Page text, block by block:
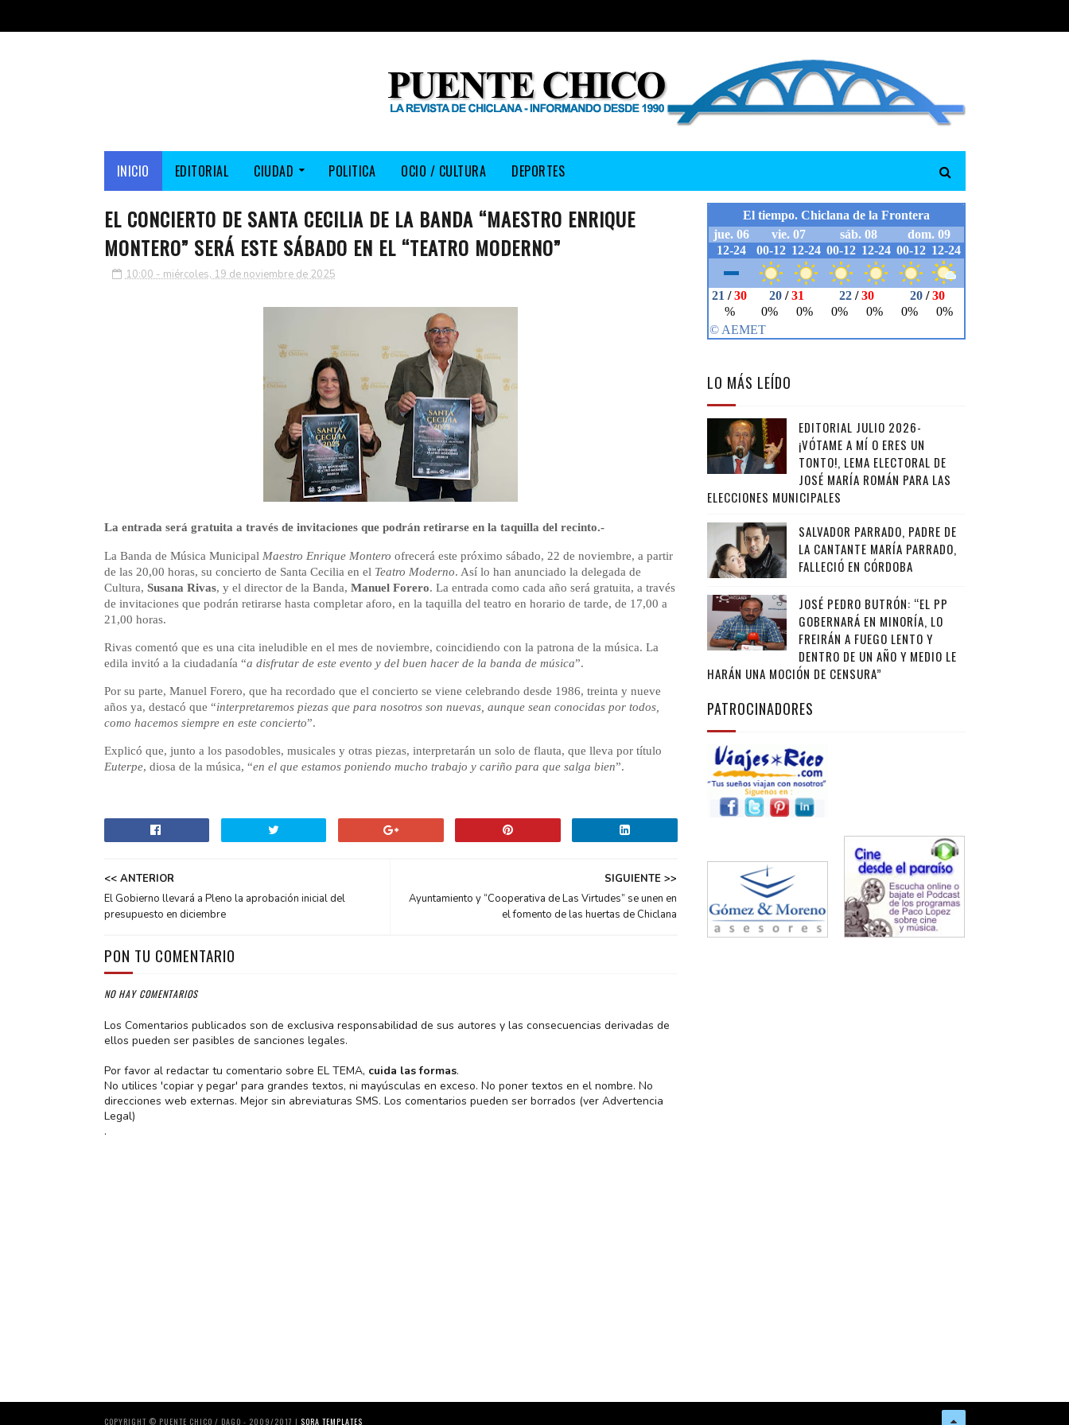
INICIO EDITORIAL CIUDAD POLITICA OCIO / CULTURA DEPORTES
EL CONCIERTO DE SANTA CECILIA DE LA BANDA “MAESTRO ENRIQUE
MONTERO” SERÁ ESTE SÁBADO EN EL “TEATRO MODERNO”
10:00 - miércoles, 19 de noviembre de 2025
La entrada será gratuita a través de invitaciones que podrán retirarse en la taquilla del recinto.-
La Banda de Música Municipal Maestro Enrique Montero ofrecerá este próximo sábado, 22 de noviembre, a partir
de las 20,00 horas, su concierto de Santa Cecilia en el Teatro Moderno. Así lo han anunciado la delegada de
Cultura, Susana Rivas, y el director de la Banda, Manuel Forero. La entrada como cada año será gratuita, a través
de invitaciones que podrán retirarse hasta completar aforo, en la taquilla del teatro en horario de tarde, de 17,00 a
21,00 horas.
Rivas comentó que es una cita ineludible en el mes de noviembre, coincidiendo con la patrona de la música. La
edila invitó a la ciudadanía “a disfrutar de este evento y del buen hacer de la banda de música”.
Por su parte, Manuel Forero, que ha recordado que el concierto se viene celebrando desde 1986, treinta y nueve
años ya, destacó que “interpretaremos piezas que para nosotros son nuevas, aunque sean conocidas por todos,
como hacemos siempre en este concierto”.
Explicó que, junto a los pasodobles, musicales y otras piezas, interpretarán un solo de flauta, que lleva por título
Euterpe, diosa de la música, “en el que estamos poniendo mucho trabajo y cariño para que salga bien”.
SIGUIENTE >>
Ayuntamiento y “Cooperativa de Las Virtudes” se unen en
el fomento de las huertas de Chiclana
<< ANTERIOR
El Gobierno llevará a Pleno la aprobación inicial del
presupuesto en diciembre
PON TU COMENTARIO
NO HAY COMENTARIOS
Los Comentarios publicados son de exclusiva responsabilidad de sus autores y las consecuencias derivadas de
ellos pueden ser pasibles de sanciones legales.
Por favor al redactar tu comentario sobre EL TEMA, cuida las formas.
No utilices 'copiar y pegar' para grandes textos, ni mayúsculas en exceso. No poner textos en el nombre. No
direcciones web externas. Mejor sin abreviaturas SMS. Los comentarios pueden ser borrados (ver Advertencia
Legal)
.
LO MÁS LEÍDO
EDITORIAL JULIO 2026-
¡VÓTAME A MÍ O ERES UN
TONTO!, LEMA ELECTORAL DE
JOSÉ MARÍA ROMÁN PARA LAS
ELECCIONES MUNICIPALES
SALVADOR PARRADO, PADRE DE
LA CANTANTE MARÍA PARRADO,
FALLECIÓ EN CÓRDOBA
JOSÉ PEDRO BUTRÓN: “EL PP
GOBERNARÁ EN MINORÍA, LO
FREIRÁN A FUEGO LENTO Y
DENTRO DE UN AÑO Y MEDIO LE
HARÁN UNA MOCIÓN DE CENSURA”
PATROCINADORES
COPYRIGHT © PUENTE CHICO / DAGO - 2009/2017 | SORA TEMPLATES